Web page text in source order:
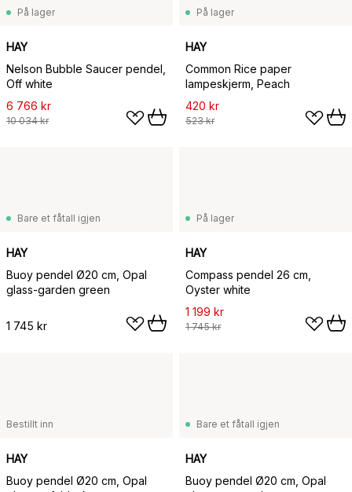
På lager
HAY
Nelson Bubble Saucer pendel,
Off white
6 766 kr
10 034 kr
På lager
HAY
Common Rice paper
lampeskjerm, Peach
420 kr
523 kr
Bare et fåtall igjen
HAY
Buoy pendel Ø20 cm, Opal
glass-garden green
1 745 kr
På lager
HAY
Compass pendel 26 cm,
Oyster white
1 199 kr
1 745 kr
Bestillt inn
HAY
Buoy pendel Ø20 cm, Opal
Bare et fåtall igjen
HAY
Buoy pendel Ø20 cm, Opal